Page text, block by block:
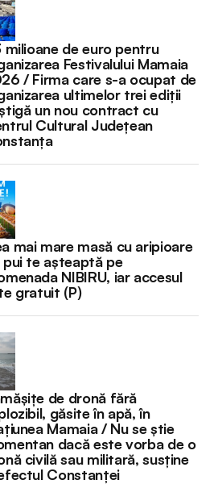
milioane de euro pentru
Festivalului Mamaia
/ Firma care s-a ocupat de
ultimelor trei ediții
un nou contract cu
Cultural Județean
mai mare masă cu aripioare
pui te așteaptă pe
NIBIRU, iar accesul
gratuit (P)
de dronă fără
găsite în apă, în
Mamaia / Nu se știe
dacă este vorba de o
civilă sau militară, susține
Constanței